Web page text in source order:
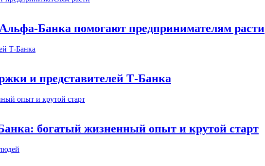
Банка помогают предпринимателям расти
и представителей Т-Банка
богатый жизненный опыт и крутой старт